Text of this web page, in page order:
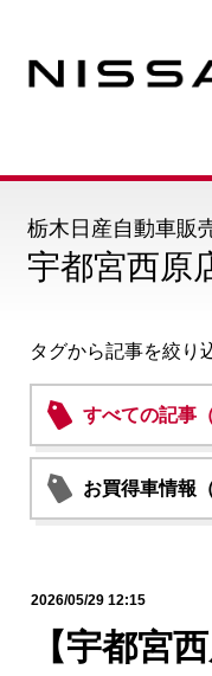
宇都宮西原
栃木日産自動車販
タグから記事を絞り
すべての記事（
お買得車情報（
2026/05/29 12:15
【宇都宮